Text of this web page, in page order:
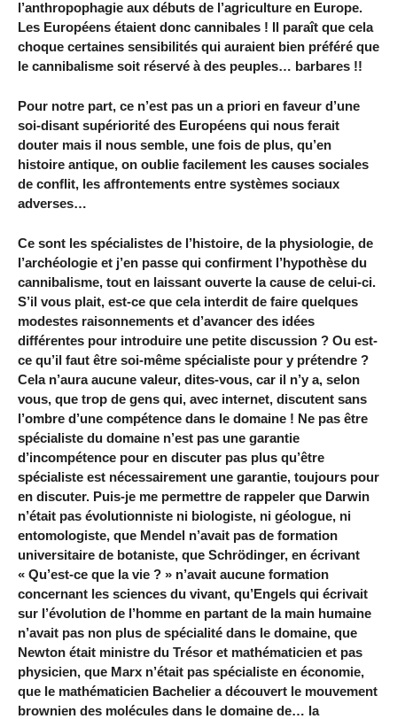
l’anthropophagie aux débuts de l’agriculture en Europe.
Les Européens étaient donc cannibales ! Il paraît que cela
choque certaines sensibilités qui auraient bien préféré que
le cannibalisme soit réservé à des peuples… barbares !!
Pour notre part, ce n’est pas un a priori en faveur d’une
soi-disant supériorité des Européens qui nous ferait
douter mais il nous semble, une fois de plus, qu’en
histoire antique, on oublie facilement les causes sociales
de conflit, les affrontements entre systèmes sociaux
adverses…
Ce sont les spécialistes de l’histoire, de la physiologie, de
l’archéologie et j’en passe qui confirment l’hypothèse du
cannibalisme, tout en laissant ouverte la cause de celui-ci.
S’il vous plait, est-ce que cela interdit de faire quelques
modestes raisonnements et d’avancer des idées
différentes pour introduire une petite discussion ? Ou est-
ce qu’il faut être soi-même spécialiste pour y prétendre ?
Cela n’aura aucune valeur, dites-vous, car il n’y a, selon
vous, que trop de gens qui, avec internet, discutent sans
l’ombre d’une compétence dans le domaine ! Ne pas être
spécialiste du domaine n’est pas une garantie
d’incompétence pour en discuter pas plus qu’être
spécialiste est nécessairement une garantie, toujours pour
en discuter. Puis-je me permettre de rappeler que Darwin
n’était pas évolutionniste ni biologiste, ni géologue, ni
entomologiste, que Mendel n’avait pas de formation
universitaire de botaniste, que Schrödinger, en écrivant
« Qu’est-ce que la vie ? » n’avait aucune formation
concernant les sciences du vivant, qu’Engels qui écrivait
sur l’évolution de l’homme en partant de la main humaine
n’avait pas non plus de spécialité dans le domaine, que
Newton était ministre du Trésor et mathématicien et pas
physicien, que Marx n’était pas spécialiste en économie,
que le mathématicien Bachelier a découvert le mouvement
brownien des molécules dans le domaine de… la